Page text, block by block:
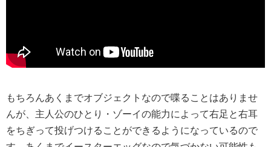
もちろんあくまでオブジェクトなので喋ることはありませ
んが、主人公のひとり・ゾーイの能力によって右足と右耳
をちぎって投げつけることができるようになっているので